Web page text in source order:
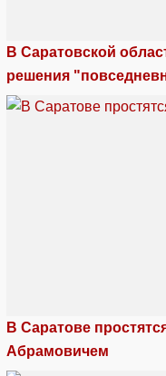
В Саратовской
решения
В Саратове
Абрамовичем